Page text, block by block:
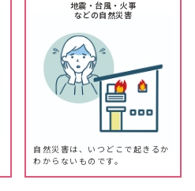
地震・台風・火事
などの自然災害
自然災害は、いつどこで起きるか
わからないものです。